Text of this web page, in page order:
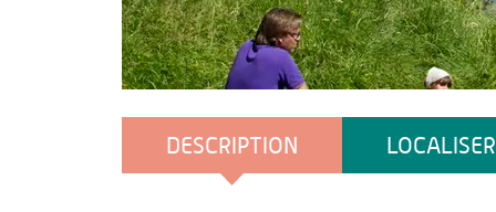
DESCRIPTION LOCALISER